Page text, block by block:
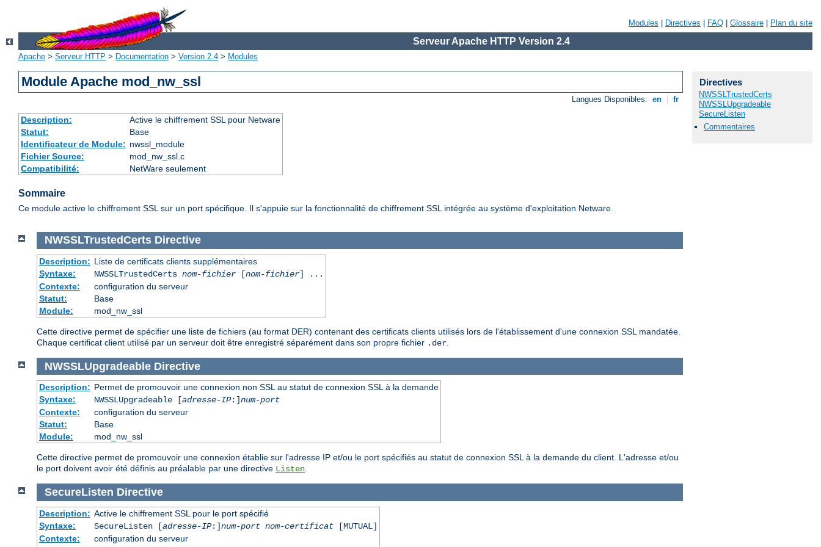
Modules Directives FAQ Glossaire Plan du site
Serveur Apache HTTP Version 2.4
Apache > Serveur HTTP > Documentation > Version 2.4 > Modules
Module Apache mod_nw_ssl
Langues Disponibles: en fr
Description:
Active le chiffrement SSL pour Netware
Statut:
Base
Identificateur de Module: nwssl_module
Fichier Source:
mod_nw_ssl.c
Compatibilité:
NetWare seulement
Sommaire
Ce module active le chiffrement SSL sur un port spécifique. Il s'appuie sur la fonctionnalité de chiffrement SSL intégrée au système d'exploitation Netware.
Directives
NWSSLTrustedCerts
NWSSLUpgradeable
SecureListen
Commentaires
NWSSLTrustedCerts Directive
Description: Liste de certificats clients supplémentaires
Syntaxe:
NWSSLTrustedCerts nom-fichier[nom-fichier] ...
Contexte:
configuration du serveur
Statut:
Base
Module:
mod_nw_ssl
Cette directive permet de spécifier une liste de fichiers (au format DER) contenant des certificats clients utilisés lors de l'établissement d'une connexion SSL mandatée.
Chaque certificat client utilisé par un serveur doit être enregistré séparément dans son propre fichier .der
NWSSLUpgradeable Directive
Description: Permet de promouvoir une connexion non SSL au statut de connexion SSL à la demande
Syntaxe:
NWSSLUpgradeable [adresse-IP:]num-port
Contexte:
configuration du serveur
Statut:
Base
Module:
mod_nw_ssl
Cette directive permet de promouvoir une connexion établie sur l'adresse IP et/ou le port spécifiés au statut de connexion SSL à la demande du client. L'adresse et/ou
le port doivent avoir été définis au préalable par une directive Listen.
SecureListen Directive
Description: Active le chiffrement SSL pour le port spécifié
Syntaxe:
SecureListen [adresse-IP:]num-port nom-certificat[MUTUAL]
Contexte:
configuration du serveur